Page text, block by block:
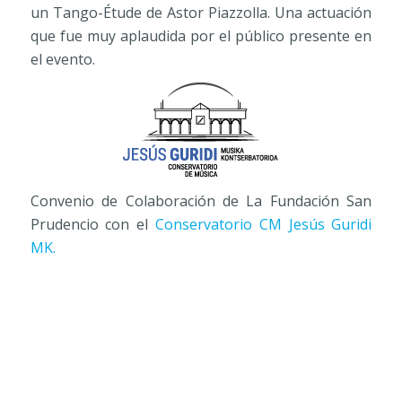
un Tango-Étude de Astor Piazzolla. Una actuación
que fue muy aplaudida por el público presente en
el evento.
Convenio de Colaboración de La Fundación San
Prudencio con el Conservatorio CM Jesús Guridi
MK.